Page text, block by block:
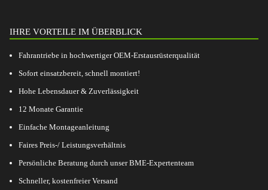
IHRE VORTEILE IM ÜBERBLICK
Fahrantriebe in hochwertiger OEM-Erstausrüsterqualität
Sofort einsatzbereit, schnell montiert!
Hohe Lebensdauer & Zuverlässigkeit
12 Monate Garantie
Einfache Montageanleitung
Faires Preis-/ Leistungsverhältnis
Persönliche Beratung durch unser BME-Expertenteam
Schneller, kostenfreier Versand